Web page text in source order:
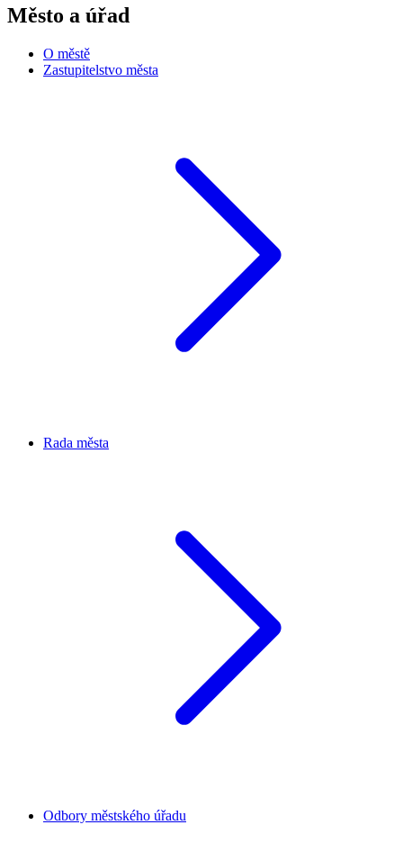
Město a úřad
O městě
Zastupitelstvo města
Rada města
Odbory městského úřadu